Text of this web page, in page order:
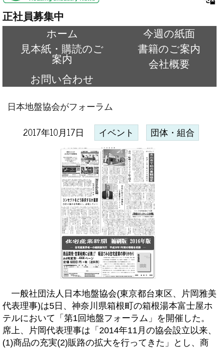
正社員募集中
ホーム
今週の紙面
見本紙・購読のご
案内
書籍のご案内
会社概要
お問い合わせ
日本地盤協会がフォーラム
2017年10月17日 イベント 団体・組合
一般社団法人日本地盤協会(東京都台東区、片岡雅美
代表理事)は5日、神奈川県箱根町の箱根湯本富士屋ホ
テルにおいて「第1回地盤フォーラム」を開催した。
席上、片岡代表理事は「2014年11月の協会設立以来、
(1)商品の充実(2)販路の拡大を行ってきた」とし、商